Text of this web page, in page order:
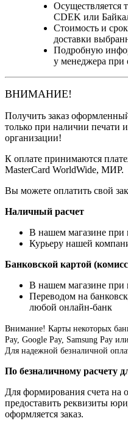
Осуществляется
CDEK или
Стоимость и
доставки
Подробную
у менеджера при
ВНИМАНИЕ!
Получить заказ
только при наличии печати
организации!
К оплате принимаются
MasterCard WorldWide, МИР.
Вы можете оплатить свой
Наличный расчет
В нашем магазине при
Курьеру нашей
Банковской картой
В нашем магазине при
Переводом на
любой онлайн-банк
Внимание! Карты некоторых
Pay, Google Pay, Samsung Pay
Для надежной безналичной
По безналичному расчету
Для формирования счета на
предоставить реквизиты
оформляется заказ.